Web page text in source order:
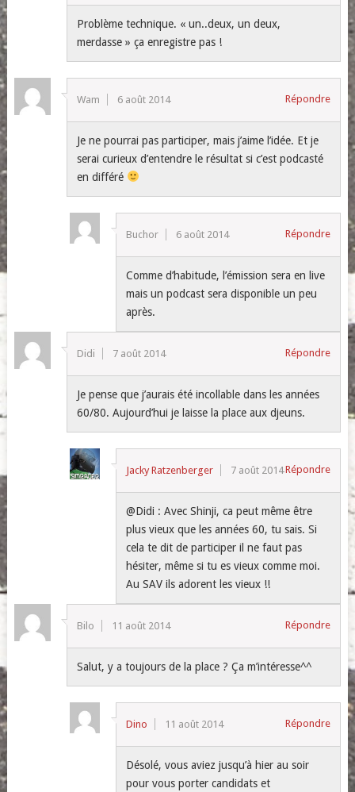
Problème technique. « un..deux, un deux,
merdasse » ça enregistre pas !
Wam 6 août 2014 Répondre
Je ne pourrai pas participer, mais j’aime l’idée. Et je
serai curieux d’entendre le résultat si c’est podcasté
en différé
Buchor 6 août 2014 Répondre
Comme d’habitude, l’émission sera en live
mais un podcast sera disponible un peu
après.
Didi 7 août 2014 Répondre
Je pense que j’aurais été incollable dans les années
60/80. Aujourd’hui je laisse la place aux djeuns.
Jacky Ratzenberger 7 août 2014Répondre
@Didi : Avec Shinji, ca peut même être
plus vieux que les années 60, tu sais. Si
cela te dit de participer il ne faut pas
hésiter, même si tu es vieux comme moi.
Au SAV ils adorent les vieux !!
Bilo 11 août 2014 Répondre
Salut, y a toujours de la place ? Ça m’intéresse^^
Dino 11 août 2014 Répondre
Désolé, vous aviez jusqu’à hier au soir
pour vous porter candidats et